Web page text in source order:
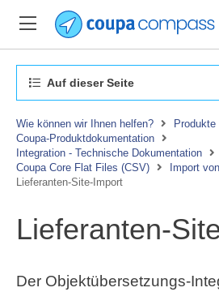
Auf dieser Seite
Wie können wir Ihnen helfen?
Produkte
Coupa-Produktdokumentation
Integration - Technische Dokumentation
Coupa Core Flat Files (CSV)
Import
Lieferanten-Site-Import
Lieferanten-
Der Objektübersetzungs-